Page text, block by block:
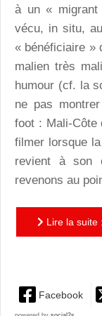
à un «
vécu, in situ,
« bénéficiaire »
malien très
humour (cf. la
ne pas
foot : Mali-Côte
filmer lorsque
revient à son
revenons au
Lire la suite
Facebook